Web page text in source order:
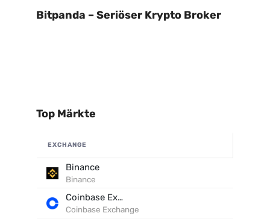
Bitpanda – Seriöser Krypto Broker
Top Märkte
EXCHANGE
Binance
Binance
Coinbase Exchange
Coinbase Exchange